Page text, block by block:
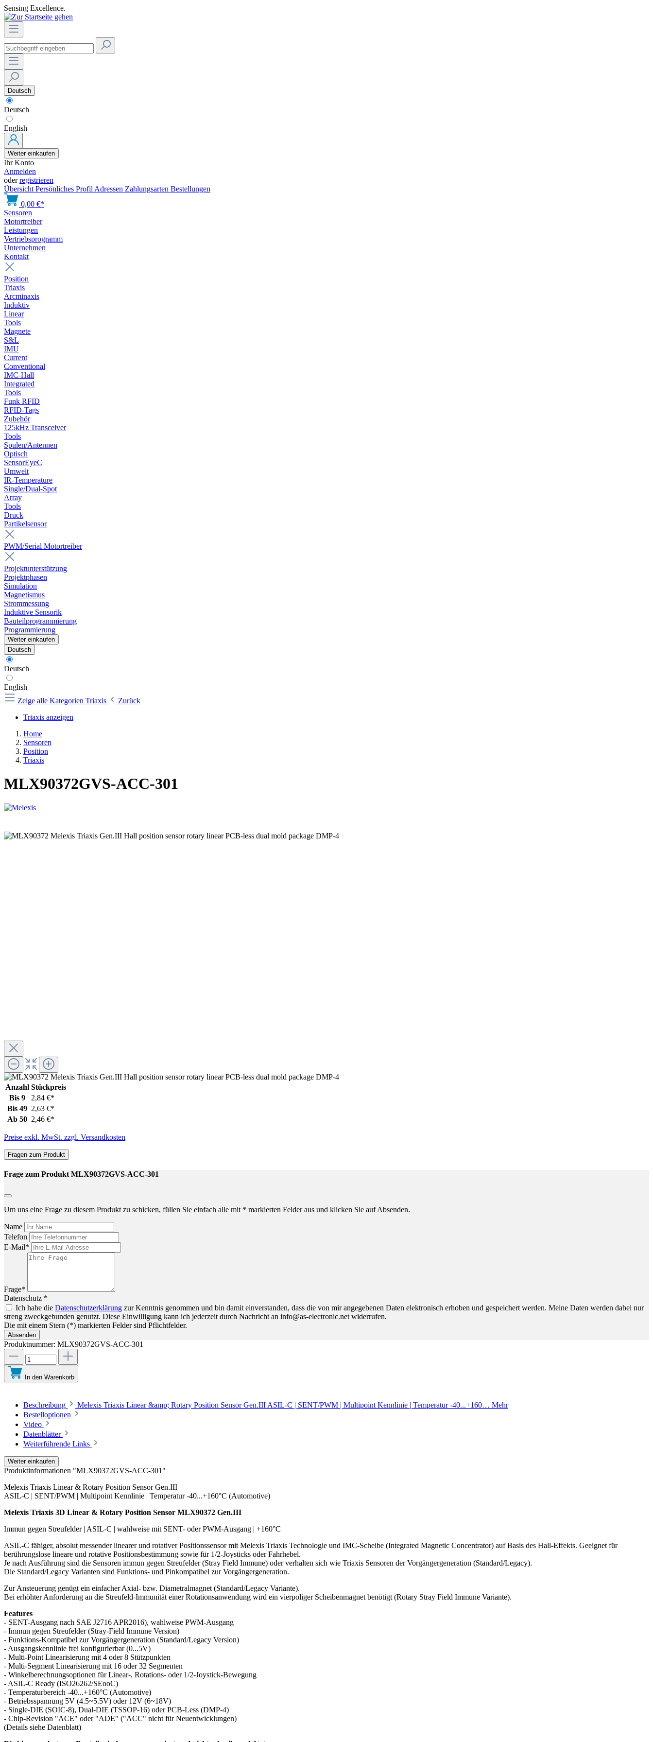
Sensing Excellence.
Deutsch
Deutsch
English
Weiter einkaufen
Ihr Konto
Anmelden
oderregistrieren
Übersicht Persönliches Profil Adressen Zahlungsarten Bestellungen
0,00 €*
Sensoren
Motortreiber
Leistungen
Vertriebsprogramm
Unternehmen
Kontakt
Position
Triaxis
Arcminaxis
Induktiv
Linear
Tools
Magnete
S&L
IMU
Current
Conventional
IMC-Hall
Integrated
Tools
Funk RFID
RFID-Tags
Zubehör
125kHz Transceiver
Tools
Spulen/Antennen
Optisch
SensorEyeC
Umwelt
IR-Temperature
Single/Dual-Spot
Array
Tools
Druck
Partikelsensor
PWM/Serial Motortreiber
Projektunterstützung
Projektphasen
Simulation
Magnetismus
Strommessung
Induktive Sensorik
Bauteilprogrammierung
Programmierung
Weiter einkaufen
Deutsch
Deutsch
English
Zeige alle Kategorien Triaxis
Zurück
Triaxis anzeigen
Home
Sensoren
Position
Triaxis
MLX90372GVS-ACC-301
Anzahl Stückpreis
Bis 9
2,84 €*
Bis 49 2,63 €*
Ab 50 2,46 €*
Preise exkl. MwSt. zzgl. Versandkosten
Fragen zum Produkt
Frage zum Produkt MLX90372GVS-ACC-301
Um uns eine Frage zu diesem Produkt zu schicken, füllen Sie einfach alle mit * markierten Felder aus und klicken Sie auf Absenden.
Name
Telefon
E-Mail*
Frage*
Datenschutz *
Ich habe die Datenschutzerklärung zur Kenntnis genommen und bin damit einverstanden, dass die von mir angegebenen Daten elektronisch erhoben und gespeichert werden. Meine Daten werden dabei nur
streng zweckgebunden genutzt. Diese Einwilligung kann ich jederzeit durch Nachricht an info@as-electronic.net widerrufen.
Die mit einem Stern (*) markierten Felder sind Pflichtfelder.
Absenden
Produktnummer: MLX90372GVS-ACC-301
In den Warenkorb
Beschreibung Melexis Triaxis Linear &amp; Rotary Position Sensor Gen.III ASIL-C | SENT/PWM | Multipoint Kennlinie | Temperatur -40...+160… Mehr
Bestelloptionen
Video
Datenblätter
Weiterführende Links
Weiter einkaufen
Produktinformationen "MLX90372GVS-ACC-301"
Melexis Triaxis Linear & Rotary Position Sensor Gen.III
ASIL-C | SENT/PWM | Multipoint Kennlinie | Temperatur -40...+160°C (Automotive)
Melexis Triaxis 3D Linear & Rotary Position Sensor MLX90372 Gen.III
Immun gegen Streufelder | ASIL-C | wahlweise mit SENT- oder PWM-Ausgang | +160°C
ASIL-C fähiger, absolut messender linearer und rotativer Positionssensor mit Melexis Triaxis Technologie und IMC-Scheibe (Integrated Magnetic Concentrator) auf Basis des Hall-Effekts. Geeignet für
berührungslose lineare und rotative Positionsbestimmung sowie für 1/2-Joysticks oder Fahrhebel.
Je nach Ausführung sind die Sensoren immun gegen Streufelder (Stray Field Immune) oder verhalten sich wie Triaxis Sensoren der Vorgängergeneration (Standard/Legacy).
Die Standard/Legacy Varianten sind Funktions- und Pinkompatibel zur Vorgängergeneration.
Zur Ansteuerung genügt ein einfacher Axial- bzw. Diametralmagnet (Standard/Legacy Variante).
Bei erhöhter Anforderung an die Streufeld-Immunität einer Rotationsanwendung wird ein vierpoliger Scheibenmagnet benötigt (Rotary Stray Field Immune Variante).
Features
- SENT-Ausgang nach SAE J2716 APR2016), wahlweise PWM-Ausgang
- Immun gegen Streufelder (Stray-Field Immune Version)
- Funktions-Kompatibel zur Vorgängergeneration (Standard/Legacy Version)
- Ausgangskennlinie frei konfigurierbar (0...5V)
- Multi-Point Linearisierung mit 4 oder 8 Stützpunkten
- Multi-Segment Linearisierung mit 16 oder 32 Segmenten
- Winkelberechnungsoptionen für Linear-, Rotations- oder 1/2-Joystick-Bewegung
- ASIL-C Ready (ISO26262/SEooC)
- Temperaturbereich -40...+160°C (Automotive)
- Betriebsspannung 5V (4.5~5.5V) oder 12V (6~18V)
- Single-DIE (SOIC-8), Dual-DIE (TSSOP-16) oder PCB-Less (DMP-4)
- Chip-Revision "ACE" oder "ADE" ("ACC" nicht für Neuentwicklungen)
(Details siehe Datenblatt)